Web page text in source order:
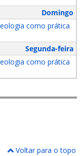
Domingo
como prática
Segunda-feira
como prática
Voltar para o topo